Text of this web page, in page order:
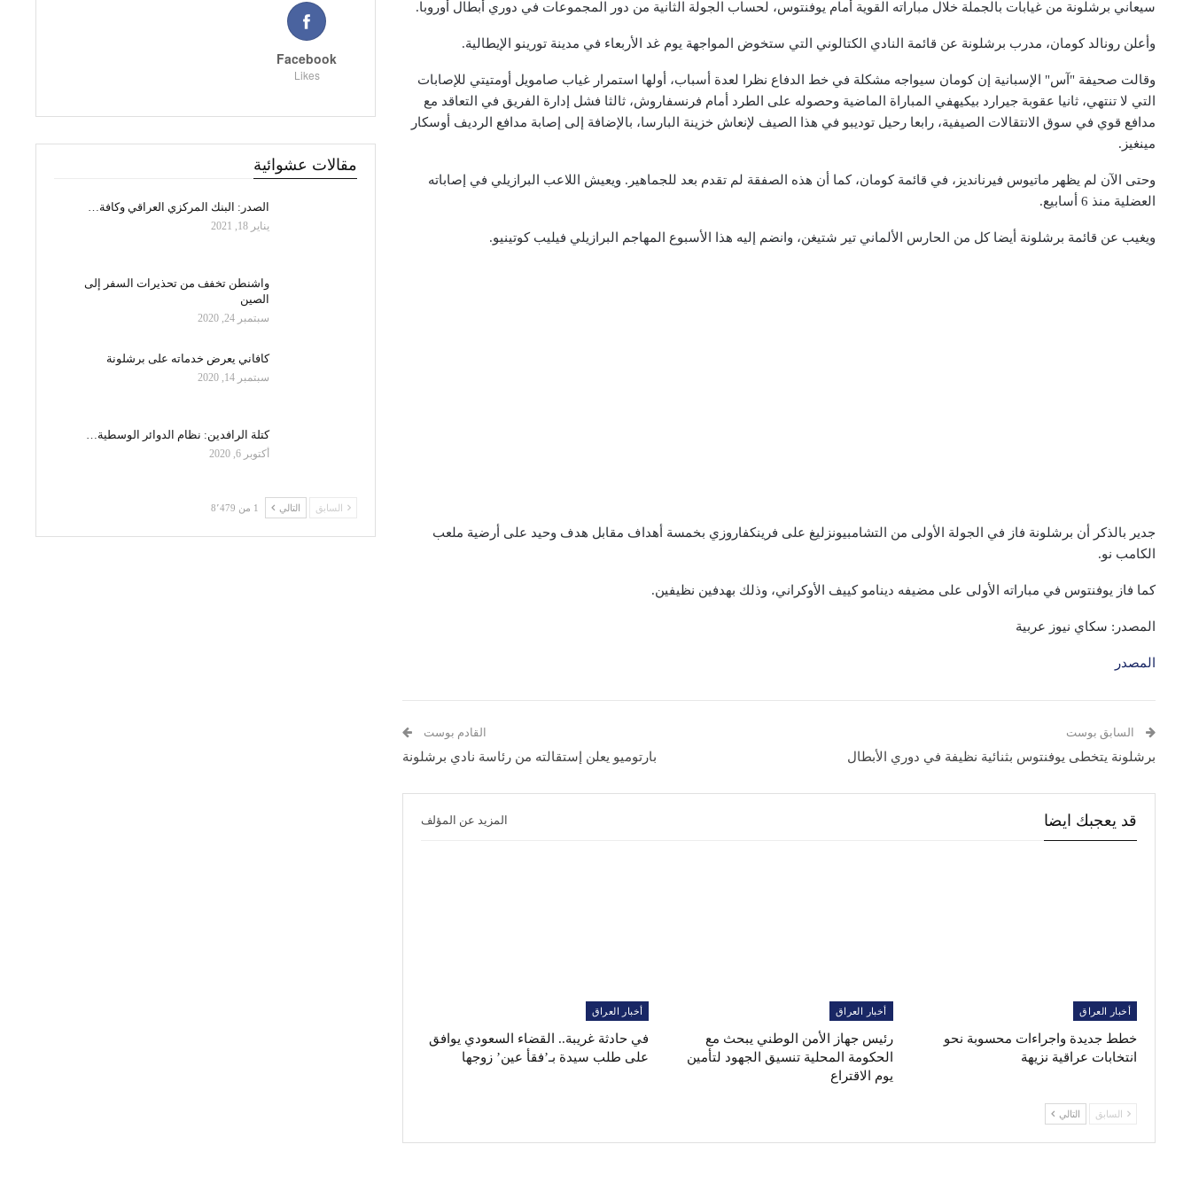
سيعاني برشلونة من غيابات بالجملة خلال مباراته القوية أمام يوفنتوس، لحساب الجولة الثانية من دور المجموعات في دوري أبطال أوروبا.
وأعلن رونالد كومان، مدرب برشلونة عن قائمة النادي الكتالوني التي ستخوض المواجهة يوم غد الأربعاء في مدينة تورينو الإيطالية.
وقالت صحيفة "آس" الإسبانية إن كومان سيواجه مشكلة في خط الدفاع نظرا لعدة أسباب، أولها استمرار غياب صامويل أومتيتي للإصابات
التي لا تنتهي، ثانيا عقوبة جيرارد بيكيهفي المباراة الماضية وحصوله على الطرد أمام فرنسفاروش، ثالثا فشل إدارة الفريق في التعاقد مع
مدافع قوي في سوق الانتقالات الصيفية، رابعا رحيل توديبو في هذا الصيف لإنعاش خزينة البارسا، بالإضافة إلى إصابة مدافع الرديف أوسكار
مينغيز.
وحتى الآن لم يظهر ماتيوس فيرنانديز، في قائمة كومان، كما أن هذه الصفقة لم تقدم بعد للجماهير. ويعيش اللاعب البرازيلي في إصاباته
العضلية منذ 6 أسابيع.
ويغيب عن قائمة برشلونة أيضا كل من الحارس الألماني تير شتيغن، وانضم إليه هذا الأسبوع المهاجم البرازيلي فيليب كوتينيو.
جدير بالذكر أن برشلونة فاز في الجولة الأولى من التشامبيونزليغ على فرينكفاروزي بخمسة أهداف مقابل هدف وحيد على أرضية ملعب
الكامب نو.
كما فاز يوفنتوس في مباراته الأولى على مضيفه دينامو كييف الأوكراني، وذلك بهدفين نظيفين.
المصدر: سكاي نيوز عربية
المصدر
السابق بوست
برشلونة يتخطى يوفنتوس بثنائية نظيفة في دوري الأبطال
القادم بوست
بارتوميو يعلن إستقالته من رئاسة نادي برشلونة
قد يعجبك ايضا المزيد عن المؤلف
أخبار العراق
خطط جديدة واجراءات محسوبة نحو
انتخابات عراقية نزيهة
أخبار العراق
رئيس جهاز الأمن الوطني يبحث مع
الحكومة المحلية تنسيق الجهود لتأمين
يوم الاقتراع
أخبار العراق
في حادثة غريبة.. القضاء السعودي يوافق
على طلب سيدة بـ’فقأ عين’ زوجها
السابق التالي
Facebook
Likes
مقالات عشوائية
الصدر: البنك المركزي العراقي وكافة…
يناير 18, 2021
واشنطن تخفف من تحذيرات السفر إلى
الصين
سبتمبر 24, 2020
كافاني يعرض خدماته على برشلونة
سبتمبر 14, 2020
كتلة الرافدين: نظام الدوائر الوسطية…
أكتوبر 6, 2020
السابق التالي 1 من 8٬479